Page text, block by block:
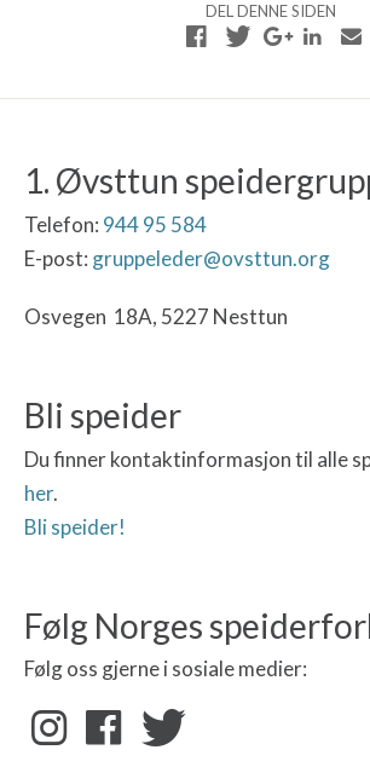
DEL DENNE SIDEN
1. Øvsttun
Telefon: 944 95 584
E-post: gruppeleder@ovsttun.org
Osvegen 18A, 5227 Nesttun
Bli speider
Du finner kontaktinformasjon til alle
her.
Bli speider!
Følg Norges
Følg oss gjerne i sosiale medier: